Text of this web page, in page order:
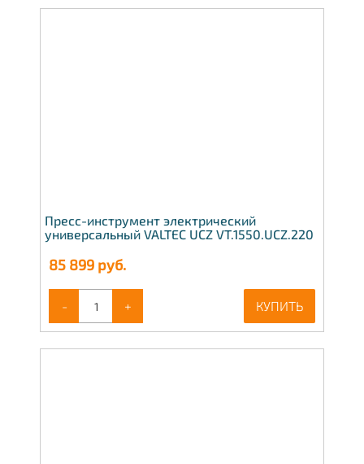
Пресс-инструмент электрический
универсальный VALTEC UCZ VT.1550.UCZ.220
85 899 руб.
- + КУПИТЬ